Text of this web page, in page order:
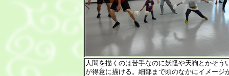
人間を描くのは苦手なのに妖怪や天狗とかそう
が得意に描ける。細部まで頭のなかにイメージ